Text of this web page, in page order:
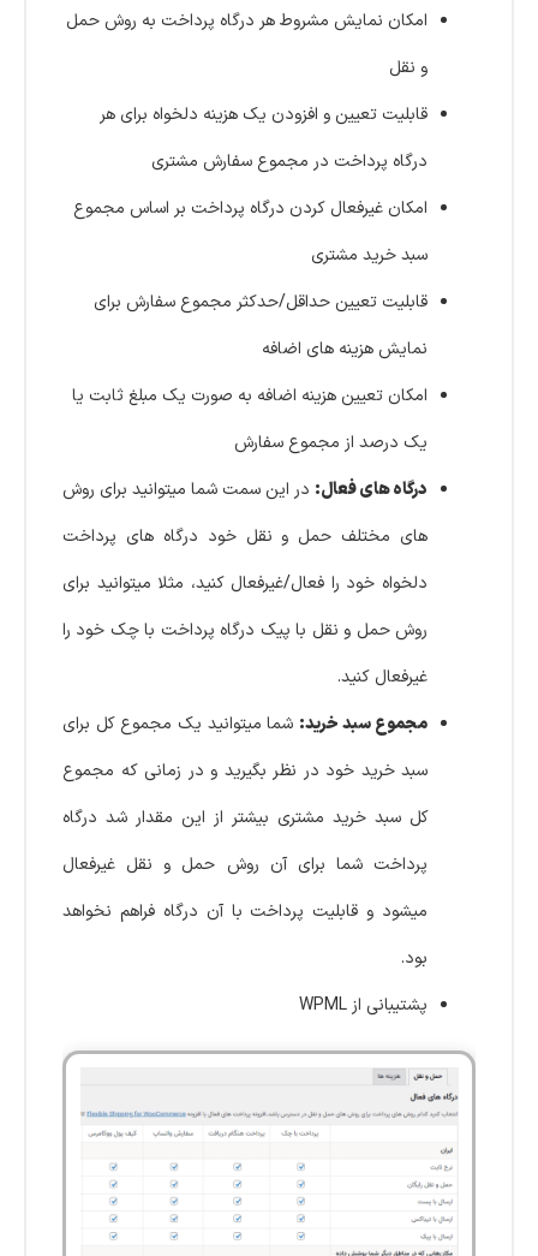
امکان نمایش مشروط هر درگاه پرداخت به روش حمل
و نقل
قابلیت تعیین و افزودن یک هزینه دلخواه برای هر
درگاه پرداخت در مجموع سفارش مشتری
امکان غیرفعال کردن درگاه پرداخت بر اساس مجموع
سبد خرید مشتری
قابلیت تعیین حداقل/حدکثر مجموع سفارش برای
نمایش هزینه های اضافه
امکان تعیین هزینه اضافه به صورت یک مبلغ ثابت یا
یک درصد از مجموع سفارش
درگاه های فعال: در این سمت شما میتوانید برای روش
های مختلف حمل و نقل خود درگاه های پرداخت
دلخواه خود را فعال/غیرفعال کنید، مثلا میتوانید برای
روش حمل و نقل با پیک درگاه پرداخت با چک خود را
غیرفعال کنید.
مجموع سبد خرید: شما میتوانید یک مجموع کل برای
سبد خرید خود در نظر بگیرید و در زمانی که مجموع
کل سبد خرید مشتری بیشتر از این مقدار شد درگاه
پرداخت شما برای آن روش حمل و نقل غیرفعال
میشود و قابلیت پرداخت با آن درگاه فراهم نخواهد
بود.
پشتیبانی از WPML